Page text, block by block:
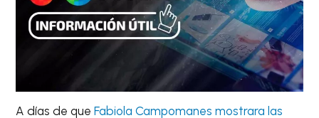
A días de queFabiola Campomanes mostrara las